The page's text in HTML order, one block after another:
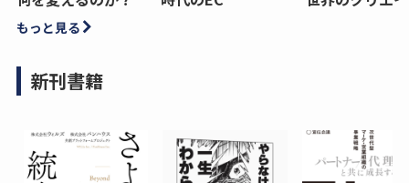
もっと見る
新刊書籍